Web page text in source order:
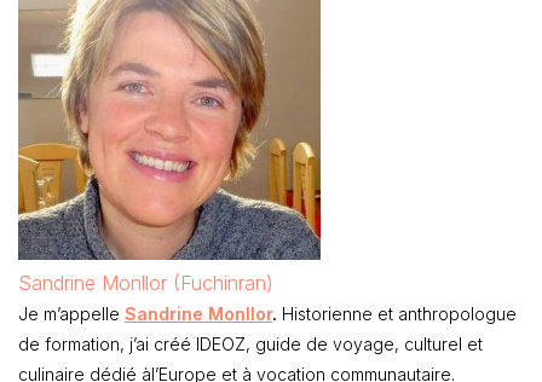
Sandrine Monllor (Fuchinran)
Je m’appelle Sandrine Monllor. Historienne et anthropologue
de formation, j’ai créé IDEOZ, guide de voyage, culturel et
culinaire dédié àl’Europe et à vocation communautaire.